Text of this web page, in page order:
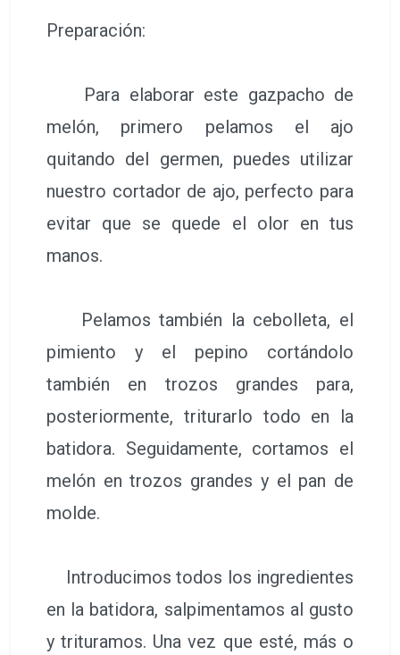
Preparación:
Para elaborar este gazpacho de
melón, primero pelamos el ajo
quitando del germen, puedes utilizar
nuestro cortador de ajo, perfecto para
evitar que se quede el olor en tus
manos.
Pelamos también la cebolleta, el
pimiento y el pepino cortándolo
también en trozos grandes para,
posteriormente, triturarlo todo en la
batidora. Seguidamente, cortamos el
melón en trozos grandes y el pan de
molde.
Introducimos todos los ingredientes
en la batidora, salpimentamos al gusto
y trituramos. Una vez que esté, más o